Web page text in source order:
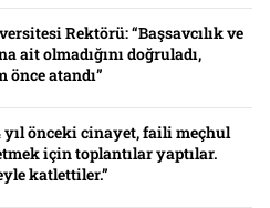
Rektörü: “Başsavcılık ve
ait olmadığını doğruladı,
önce atandı”
yıl önceki cinayet, faili meçhul
için toplantılar yaptılar.
katlettiler.”